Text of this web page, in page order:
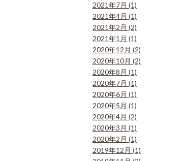
2021年7月 (1)
2021年4月 (1)
2021年2月 (2)
2021年1月 (1)
2020年12月 (2)
2020年10月 (2)
2020年8月 (1)
2020年7月 (1)
2020年6月 (1)
2020年5月 (1)
2020年4月 (2)
2020年3月 (1)
2020年2月 (1)
2019年12月 (1)